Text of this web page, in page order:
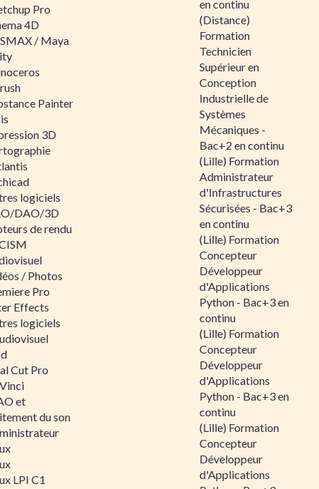
Pro
4D
/ Maya
Painter
3D
logiciels
DAO/3D
de rendu
/ Photos
Pro
Effects
logiciels
Cut Pro
et
du son
LPI C1
en continu
(Distance)
Formation
Technicien
Supérieur en
Conception
Industrielle de
Systèmes
Mécaniques -
Bac+2 en continu
(Lille) Formation
Administrateur
d'Infrastructures
Sécurisées - Bac+3
en continu
(Lille) Formation
Concepteur
Développeur
d'Applications
Python - Bac+3 en
continu
(Lille) Formation
Concepteur
Développeur
d'Applications
Python - Bac+3 en
continu
(Lille) Formation
Concepteur
Développeur
d'Applications